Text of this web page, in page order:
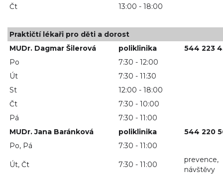
Čt
13:00 - 18:00
Praktičtí lékaři pro děti a dorost
MUDr. Dagmar Šilerová
poliklinika
544 223
Po
7:30 - 12:00
Út
7:30 - 11:30
St
12:00 - 18:00
Čt
7:30 - 10:00
Pá
7:30 - 11:00
MUDr. Jana Baránková
poliklinika
544 220
Po, Pá
7:30 - 11:00
Út, Čt 7:30 - 11:00
prevence,
návštěvy